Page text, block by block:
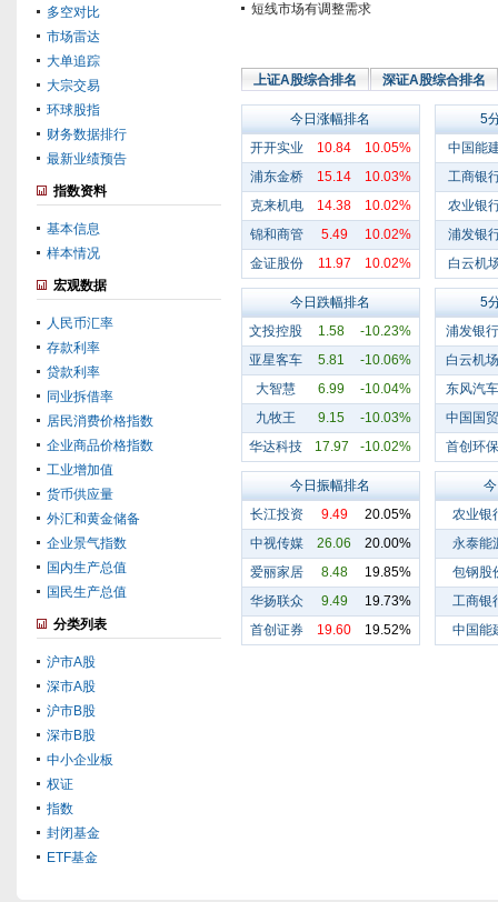
多空对比
市场雷达
大单追踪
大宗交易
环球股指
财务数据排行
最新业绩预告
指数资料
基本信息
样本情况
宏观数据
人民币汇率
存款利率
贷款利率
同业拆借率
居民消费价格指数
企业商品价格指数
工业增加值
货币供应量
外汇和黄金储备
企业景气指数
国内生产总值
国民生产总值
分类列表
沪市A股
深市A股
沪市B股
深市B股
中小企业板
权证
指数
封闭基金
ETF基金
短线市场有调整需求
上证A股综合排名 深证A股综合排名
今日涨幅排名
开开实业
10.84
10.05%
浦东金桥
15.14
10.03%
克来机电
14.38
10.02%
锦和商管
5.49
10.02%
金证股份
11.97 10.02%
5
中国能
工商银
农业银
浦发银
白云机
今日跌幅排名
文投控股
1.58
-10.23%
亚星客车
5.81
-10.06%
大智慧
6.99
-10.04%
九牧王
9.15
-10.03%
华达科技
17.97 -10.02%
5
浦发银行
白云机场
东风汽车
中国国贸
首创环保
今日振幅排名
长江投资
9.49
20.05%
中视传媒
26.06
20.00%
爱丽家居
8.48
19.85%
华扬联众
9.49
19.73%
首创证券
19.60 19.52%
农业银
永泰能
包钢股
工商银
中国能